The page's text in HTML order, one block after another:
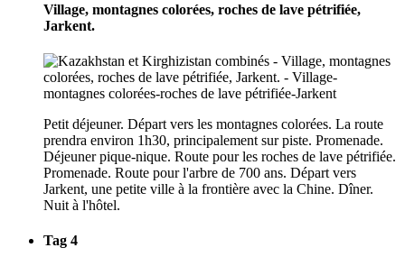
Village, montagnes colorées, roches de lave pétrifiée,
Jarkent.
Petit déjeuner. Départ vers les montagnes colorées. La route
prendra environ 1h30, principalement sur piste. Promenade.
Déjeuner pique-nique. Route pour les roches de lave pétrifiée.
Promenade. Route pour l'arbre de 700 ans. Départ vers
Jarkent, une petite ville à la frontière avec la Chine. Dîner.
Nuit à l'hôtel.
Tag 4